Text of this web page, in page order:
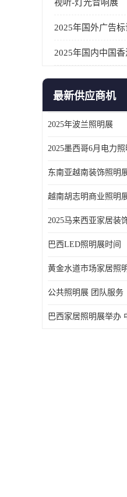
视听-灯光音响展
2025年国外广告
2025年国内中国
最新供应商机
2025年波兰照明展
2025墨西哥6月电力
越南胡志明商业照明
2025马来西亚家居装
巴西LED照明展时间
公共照明展 团队服务